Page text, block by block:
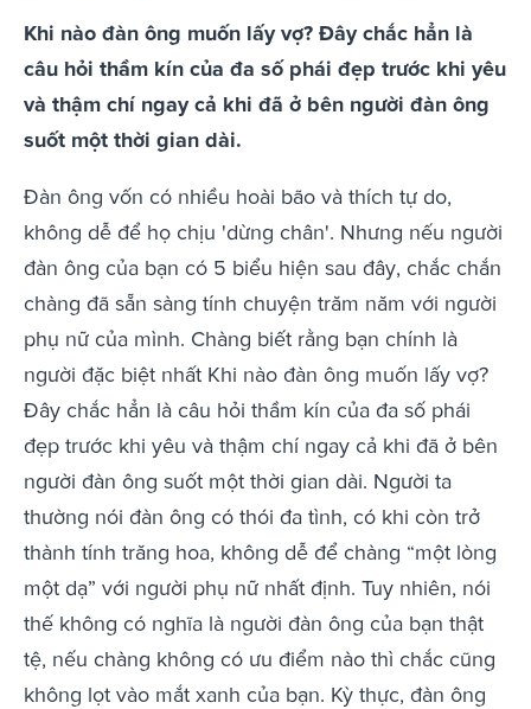
Khi nào đàn ông muốn lấy vợ? Đây chắc hẳn là
câu hỏi thầm kín của đa số phái đẹp trước khi yêu
và thậm chí ngay cả khi đã ở bên người đàn ông
suốt một thời gian dài.
Đàn ông vốn có nhiều hoài bão và thích tự do,
không dễ để họ chịu 'dừng chân'. Nhưng nếu người
đàn ông của bạn có 5 biểu hiện sau đây, chắc chắn
chàng đã sẵn sàng tính chuyện trăm năm với người
phụ nữ của mình. Chàng biết rằng bạn chính là
người đặc biệt nhất Khi nào đàn ông muốn lấy vợ?
Đây chắc hẳn là câu hỏi thầm kín của đa số phái
đẹp trước khi yêu và thậm chí ngay cả khi đã ở bên
người đàn ông suốt một thời gian dài. Người ta
thường nói đàn ông có thói đa tình, có khi còn trở
thành tính trăng hoa, không dễ để chàng “một lòng
một dạ” với người phụ nữ nhất định. Tuy nhiên, nói
thế không có nghĩa là người đàn ông của bạn thật
tệ, nếu chàng không có ưu điểm nào thì chắc cũng
không lọt vào mắt xanh của bạn. Kỳ thực, đàn ông